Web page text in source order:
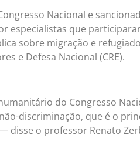
Nacional e
especialistas que
sobre migração e
e Defesa Nacional (CRE).
do Congresso
discriminação, que é o
disse o professor Renato